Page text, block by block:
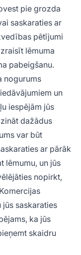
pie grozda
saskaraties ar
pētījumi
lēmuma
pabeigšanu.
nogurums
un
iespējām jūs
dažādus
var būt
ar pārāk
lēmumu, un jūs
nopirkt,
saskaraties
ka jūs
skaidru